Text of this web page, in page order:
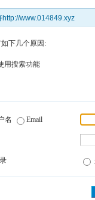
www.014849.xyz
下几个原因:
用搜索功能
名 Email